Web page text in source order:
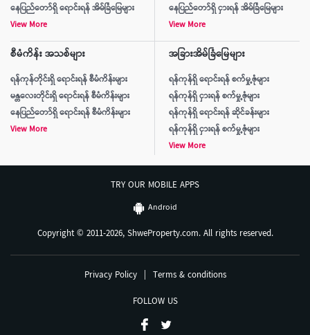
နေပြည်တော်ရှိ ရောင်းရန် အိမ်ခြံမြေများ
View More
နေပြည်တော်ရှိ ငှားရန် အိမ်ခြံမြေများ
View More
စီမံကိန်း အသစ်များ
ရန်ကုန်တိုင်းရှိ ရောင်းရန် စီမံကိန်းများ
မန္တလေးတိုင်းရှိ ရောင်းရန် စီမံကိန်းများ
နေပြည်တော်ရှိ ရောင်းရန် စီမံကိန်းများ
View More
အခြားအိမ်ခြံမြေများ
ရန်ကုန်ရှိ ရောင်းရန် စက်မှု့ဇုံများ
ရန်ကုန်ရှိ ငှားရန် စက်မှု့ဇုံများ
ရန်ကုန်ရှိ ရောင်းရန် ဆိုင်ခန်းများ
ရန်ကုန်ရှိ ငှားရန် စက်မှု့ဇုံများ
View More
TRY OUR MOBILE APPS
Android
Copyright © 2011-2026, ShweProperty.com. All rights reserved.
Privacy Policy
Terms & conditions
FOLLOW US